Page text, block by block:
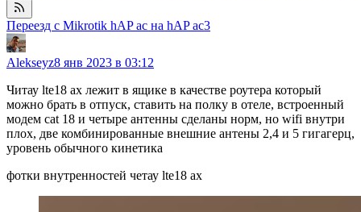
Переезд с Mikrotik hAP ac на hAP ac3
Alekseyz8 янв 2023 в 03:12
Читау lte18 ax лежит в ящике в качестве роутера который
можно брать в отпуск, ставить на полку в отеле, встроенный
модем cat 18 и четыре антенны сделаны норм, но wifi внутри
плох, две комбинированные внешние антены 2,4 и 5 гигагерц,
уровень обычного кинетика
фотки внутренностей четау lte18 ax